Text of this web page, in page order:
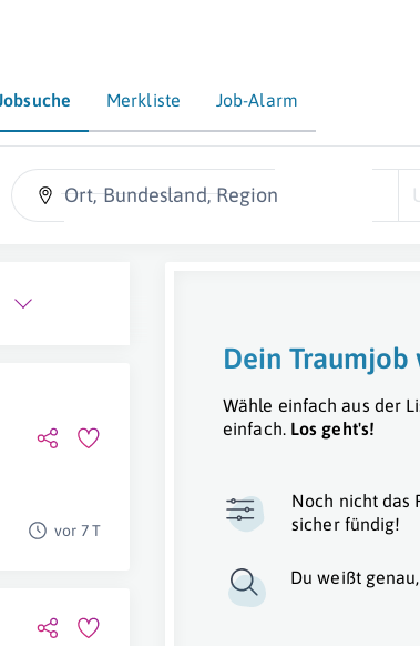
Merkliste Job-Alarm
Ort, Bundesland, Region
vor 7 T
Dein
Wähle einfach aus der
einfach. Los geht's!
Noch nicht das
sicher fündig!
Du weißt